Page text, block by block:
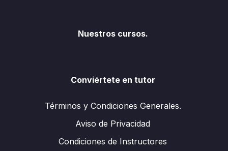
Nuestros cursos.
Conviértete en tutor
Términos y Condiciones Generales.
Aviso de Privacidad
Condiciones de Instructores